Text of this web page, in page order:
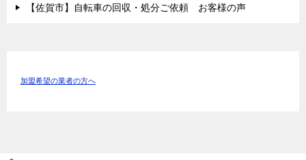
【佐賀市】自転車の回収・処分ご依頼 お客様の声
加盟希望の業者の方へ